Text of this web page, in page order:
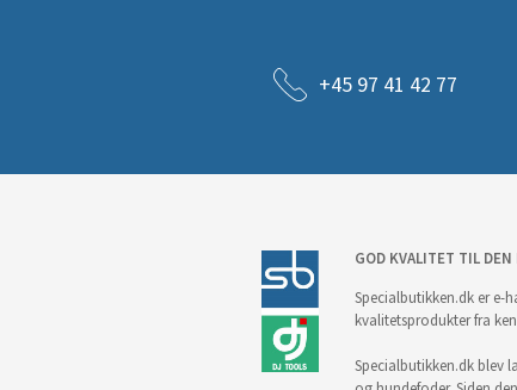
+45 97 41 42 77
GOD KVALITET TIL
Specialbutikken.dk er e-
kvalitetsprodukter fra
Specialbutikken.dk blev